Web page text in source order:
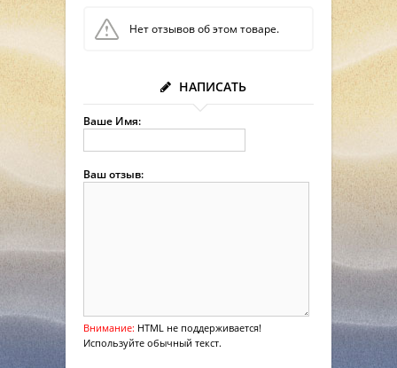
Нет отзывов об этом товаре.
НАПИСАТЬ
Ваше Имя:
Ваш отзыв:
Внимание: HTML не поддерживается!
Используйте обычный текст.